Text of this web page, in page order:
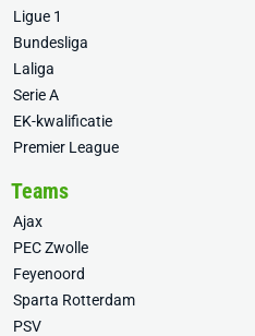
Ligue 1
Bundesliga
Laliga
Serie A
EK-kwalificatie
Premier League
Teams
Ajax
PEC Zwolle
Feyenoord
Sparta Rotterdam
PSV